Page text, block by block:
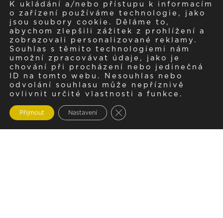
K ukládání a/nebo přístupu k informacím
o zařízení používáme technologie, jako
jsou soubory cookie. Děláme to,
abychom zlepšili zážitek z prohlížení a
zobrazovali personalizované reklamy.
Souhlas s těmito technologiemi nám
umožní zpracovávat údaje, jako je
chování při procházení nebo jedinečná
ID na tomto webu. Nesouhlas nebo
odvolání souhlasu může nepříznivě
ovlivnit určité vlastnosti a funkce.
Přijmout Nastavení Zavřít cookie lištu GDPR